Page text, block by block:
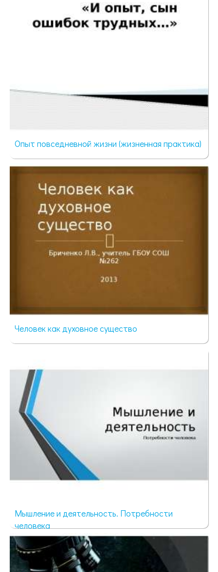
Опыт повседневной жизни (жизненная практика)
Человек как духовное существо
Мышление и деятельность. Потребности
человека
79 просмотров